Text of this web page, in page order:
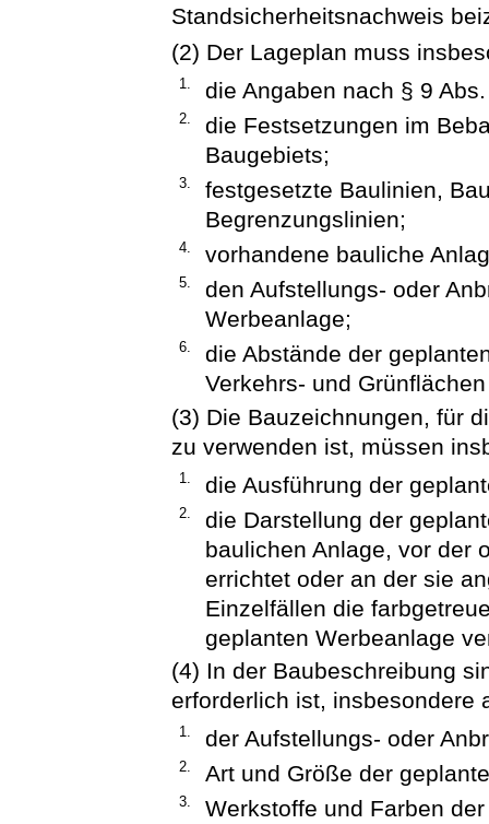
Standsicherheitsnachweis
(2) Der Lageplan muss
1. die Angaben nach § 9
2.
die Festsetzungen im
Baugebiets;
3.
festgesetzte Baulinien,
Begrenzungslinien;
4. vorhandene bauliche
5.
den Aufstellungs- oder
Werbeanlage;
6.
die Abstände der
Verkehrs- und
(3) Die Bauzeichnungen, für
zu verwenden ist, müssen
1. die Ausführung der
2.
die Darstellung der
baulichen Anlage, vor der
errichtet oder an der sie
Einzelfällen die
geplanten Werbeanlage
(4) In der Baubeschreibung
erforderlich ist, insbesondere
1. der Aufstellungs- oder
2. Art und Größe der
3. Werkstoffe und Farben